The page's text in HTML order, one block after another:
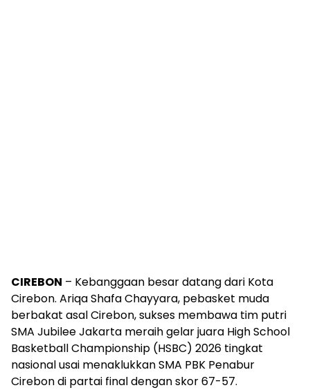
CIREBON – Kebanggaan besar datang dari Kota
Cirebon. Ariqa Shafa Chayyara, pebasket muda
berbakat asal Cirebon, sukses membawa tim putri
SMA Jubilee Jakarta meraih gelar juara High School
Basketball Championship (HSBC) 2026 tingkat
nasional usai menaklukkan SMA PBK Penabur
Cirebon di partai final dengan skor 67-57.